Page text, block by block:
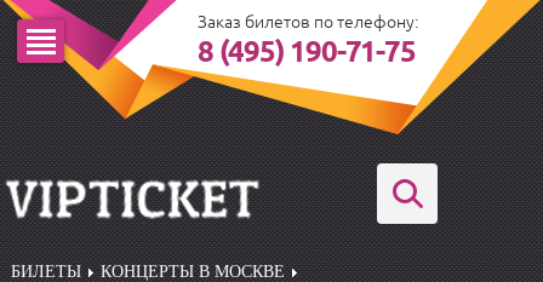
Заказ билетов по телефону:
8 (495) 190-71-75
БИЛЕТЫ
КОНЦЕРТЫ В МОСКВЕ